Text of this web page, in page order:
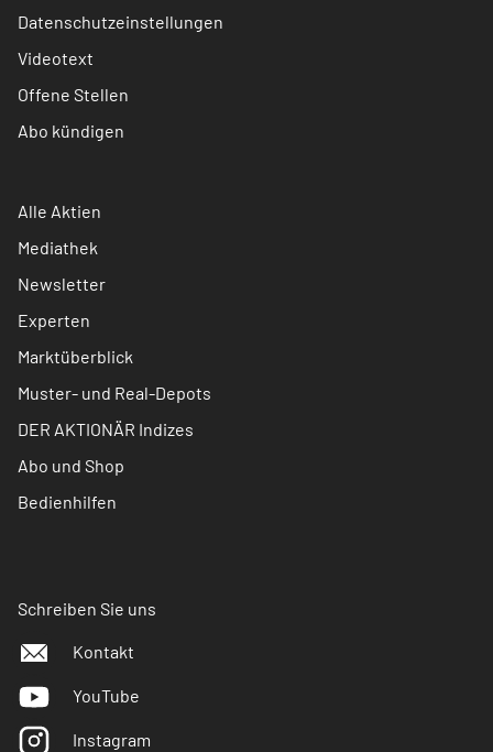
Datenschutzeinstellungen
Videotext
Offene Stellen
Abo kündigen
Alle Aktien
Mediathek
Newsletter
Experten
Marktüberblick
Muster- und Real-Depots
DER AKTIONÄR Indizes
Abo und Shop
Bedienhilfen
Schreiben Sie uns
Kontakt
YouTube
Instagram